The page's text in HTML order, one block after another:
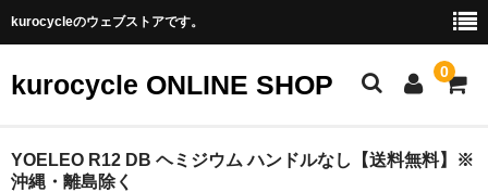
kurocycleのウェブストアです。
kurocycle ONLINE SHOP 0
STORE TOP
YOELEO R12 DB ヘミジウム ハンドルなし【送料無料】※
沖縄・離島除く